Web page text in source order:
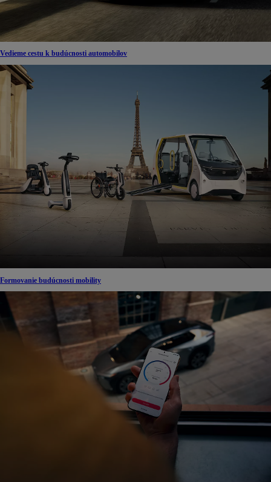
Vedieme cestu k budúcnosti automobilov
Formovanie budúcnosti mobility